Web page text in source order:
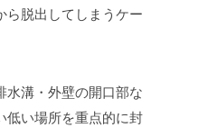
ら脱出してしまうケー
水溝・外壁の開口部な
低い場所を重点的に封